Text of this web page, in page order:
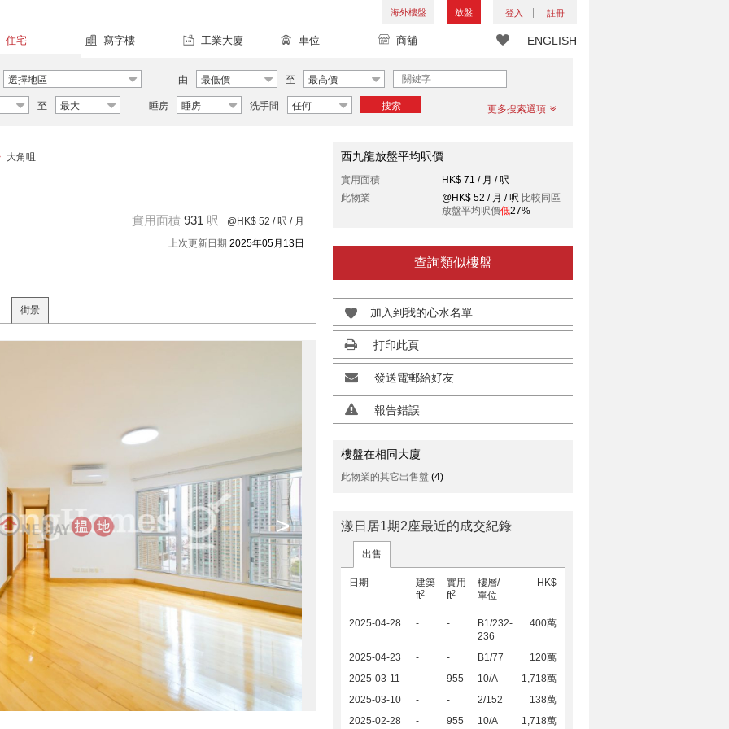
海外樓盤 放盤 登入 註冊
ENGLISH
住宅 寫字樓 工業大廈 車位 商舖
選擇地區 由 最低價 至 最高價
至 最大 睡房 睡房 洗手間 任何 搜索 更多搜索選項
大角咀
實用面積 931 呎 @HK$ 52 / 呎 / 月
上次更新日期 2025年05月13日
街景
>
西九龍放盤平均呎價
實用面積
HK$ 71 / 月 / 呎
此物業
@HK$ 52 / 月 / 呎 比較同區
放盤平均呎價低27%
查詢類似樓盤
加入到我的心水名單
打印此頁
發送電郵給好友
報告錯誤
樓盤在相同大廈
此物業的其它出售盤 (4)
漾日居1期2座最近的成交紀錄
出售
日期
建築
ft2
實用
ft2
樓層/
單位
HK$
2025-04-28 - -
B1/232-
236
400萬
2025-04-23 - - B1/77
120萬
2025-03-11
- 955 10/A
1,718萬
2025-03-10
- - 2/152
138萬
2025-02-28
- 955 10/A 1,718萬